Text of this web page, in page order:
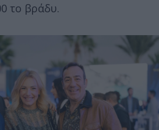
το βράδυ.